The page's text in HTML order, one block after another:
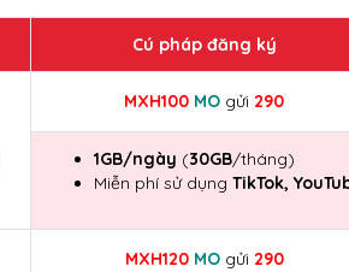
Cú pháp đăng ký
MXH100 MO gửi 290
1GB/ngày (30GB/tháng)
Miễn phí sử dụng TikTok,
MXH120MO gửi 290